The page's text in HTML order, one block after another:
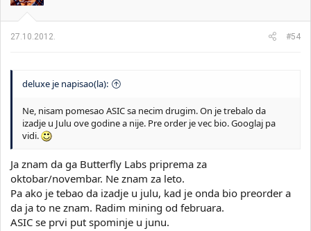
27.10.2012. #54
deluxe je napisao(la):
Ne, nisam pomesao ASIC sa necim drugim. On je trebalo da
izadje u Julu ove godine a nije. Pre order je vec bio. Googlaj pa
vidi.
Ja znam da ga Butterfly Labs priprema za
oktobar/novembar. Ne znam za leto.
Pa ako je tebao da izadje u julu, kad je onda bio preorder a
da ja to ne znam. Radim mining od februara.
ASIC se prvi put spominje u junu.